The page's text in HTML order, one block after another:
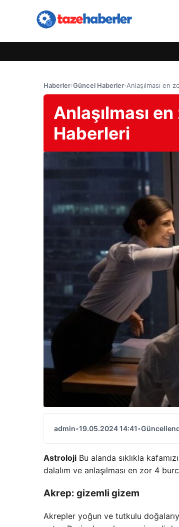
Haberler›Güncel Haberler›Anlaşılması en
Anlaşılması
Haberleri
admin•19.05.2024 14:41•
Astroloji Bu alanda sıklıkla
dalalım ve anlaşılması en zor 4
Akrep: gizemli gizem
Akrepler yoğun ve tutkulu